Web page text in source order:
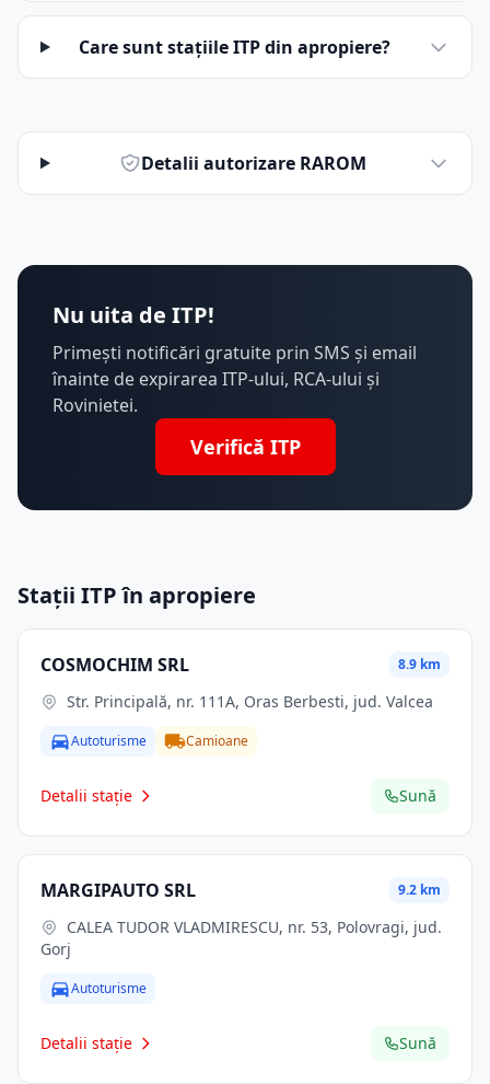
Care sunt stațiile ITP din apropiere?
Detalii autorizare RAROM
Nu uita de ITP!
Primești notificări gratuite prin SMS și email
înainte de expirarea ITP-ului, RCA-ului și
Rovinietei.
Verifică ITP
Stații ITP în apropiere
COSMOCHIM SRL 8.9 km
Str. Principală, nr. 111A, Oras Berbesti, jud. Valcea
Autoturisme Camioane
Detalii stație Sună
MARGIPAUTO SRL 9.2 km
Gorj
Autoturisme
Detalii stație Sună